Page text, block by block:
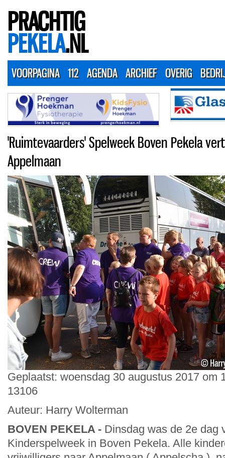
PRACHTIG
PEKELA.NL
VOORPAGINA 112 AGENDA ARCHIEF OVERIG
'Ruimtevaarders' Spelweek Boven Pekela
Appelmaan
Geplaatst: woensdag 30 augustus 2017 om
13106
Auteur: Harry Wolterman
BOVEN PEKELA - Dinsdag was de 2e dag
Kinderspelweek in Boven Pekela. Alle